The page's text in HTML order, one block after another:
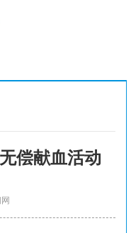
偿献血活动